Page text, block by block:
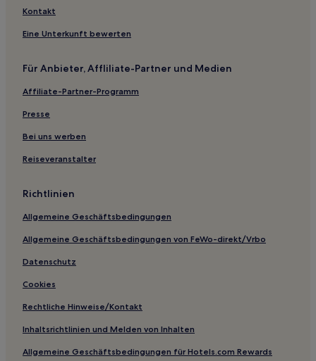
Kontakt
Eine Unterkunft bewerten
Für Anbieter, Affliliate-Partner und Medien
Affiliate-Partner-Programm
Presse
Bei uns werben
Reiseveranstalter
Richtlinien
Allgemeine Geschäftsbedingungen
Allgemeine Geschäftsbedingungen von FeWo-direkt/Vrbo
Datenschutz
Cookies
Rechtliche Hinweise/Kontakt
Inhaltsrichtlinien und Melden von Inhalten
Allgemeine Geschäftsbedingungen für Hotels.com Rewards